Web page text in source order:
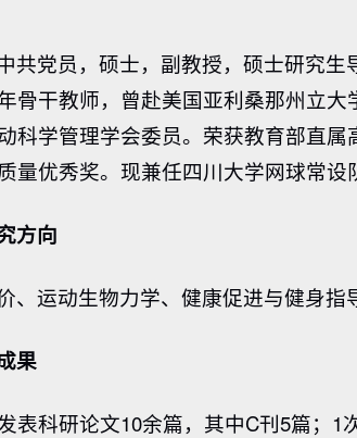
共党员，硕士，副教授，硕士研究
骨干教师，曾赴美国亚利桑那州立
科学管理学会委员。荣获教育部直属
量优秀奖。现兼任四川大学网球常设
方向
、运动生物力学、健康促进与健身指
果
表科研论文10余篇，其中C刊5篇；